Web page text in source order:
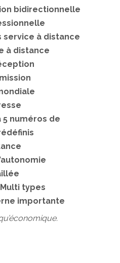
bidirectionnelle
service à distance
à distance
5 numéros de
types
importante